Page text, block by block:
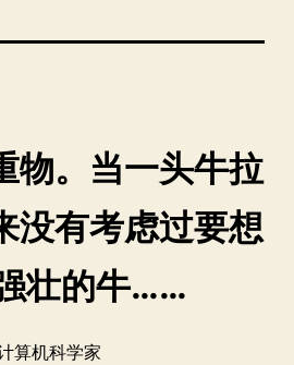
物。当一头牛拉
没有考虑过要想
壮的牛……
算机科学家